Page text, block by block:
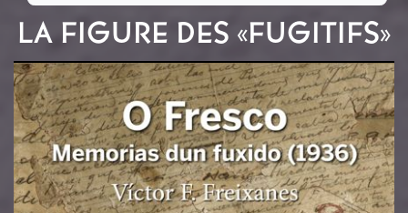
LA FIGURE DES «FUGITIFS»
Image